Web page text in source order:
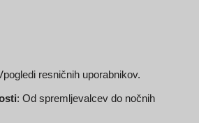
resničnih uporabnikov.
: Od spremljevalcev do nočnih